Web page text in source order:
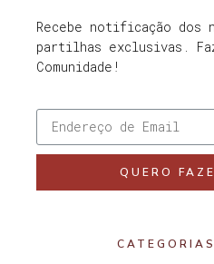
Recebe notificação dos
partilhas exclusivas.
Comunidade!
QUERO